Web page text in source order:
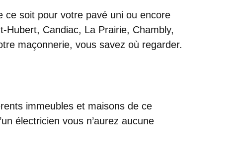
ce soit pour votre pavé uni ou encore
Candiac, La Prairie, Chambly,
maçonnerie, vous savez où regarder.
immeubles et maisons de ce
électricien vous n’aurez aucune